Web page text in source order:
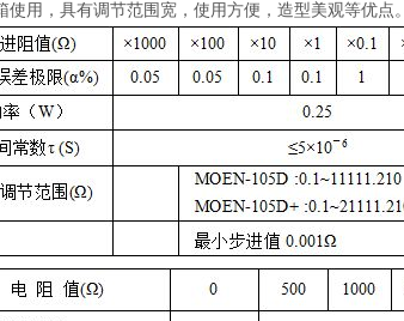
使用，具有调节范围宽，使用方便，造型美观等优点。